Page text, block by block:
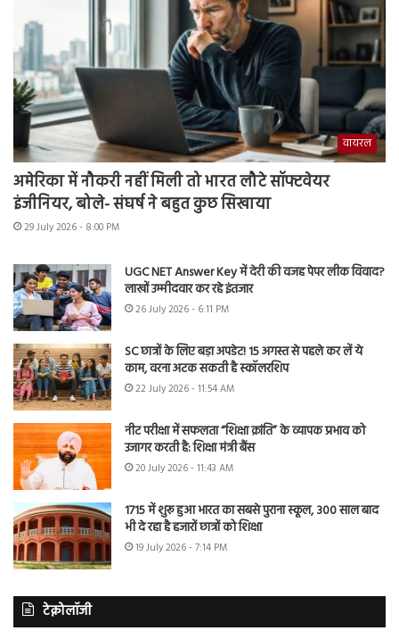
वायरल
अमेरिका में नौकरी नहीं मिली तो भारत लौटे सॉफ्टवेयर
इंजीनियर, बोले- संघर्ष ने बहुत कुछ सिखाया
29 July 2026 - 8:00 PM
UGC NET Answer Key में देरी की वजह पेपर लीक विवाद?
लाखों उम्मीदवार कर रहे इंतजार
26 July 2026 - 6:11 PM
SC छात्रों के लिए बड़ा अपडेट! 15 अगस्त से पहले कर लें ये
काम, वरना अटक सकती है स्कॉलरशिप
22 July 2026 - 11:54 AM
नीट परीक्षा में सफलता “शिक्षा क्रांति” के व्यापक प्रभाव को
उजागर करती है: शिक्षा मंत्री बैंस
20 July 2026 - 11:43 AM
1715 में शुरू हुआ भारत का सबसे पुराना स्कूल, 300 साल बाद
भी दे रहा है हजारों छात्रों को शिक्षा
19 July 2026 - 7:14 PM
टेक्नोलॉजी